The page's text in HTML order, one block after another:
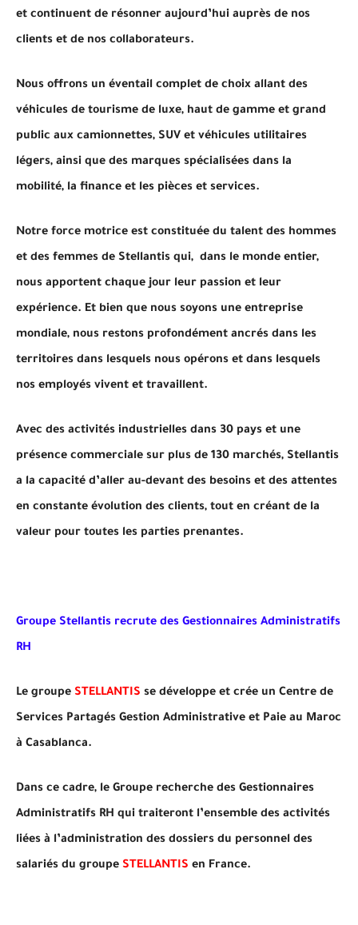
et continuent de résonner aujourd’hui auprès de nos
clients et de nos collaborateurs.
Nous offrons un éventail complet de choix allant des
véhicules de tourisme de luxe, haut de gamme et grand
public aux camionnettes, SUV et véhicules utilitaires
légers, ainsi que des marques spécialisées dans la
mobilité, la finance et les pièces et services.
Notre force motrice est constituée du talent des hommes
et des femmes de Stellantis qui, dans le monde entier,
nous apportent chaque jour leur passion et leur
expérience. Et bien que nous soyons une entreprise
mondiale, nous restons profondément ancrés dans les
territoires dans lesquels nous opérons et dans lesquels
nos employés vivent et travaillent.
Avec des activités industrielles dans 30 pays et une
présence commerciale sur plus de 130 marchés, Stellantis
a la capacité d’aller au-devant des besoins et des attentes
en constante évolution des clients, tout en créant de la
valeur pour toutes les parties prenantes.
Groupe Stellantis recrute des Gestionnaires Administratifs
RH
Le groupe STELLANTIS se développe et crée un Centre de
Services Partagés Gestion Administrative et Paie au Maroc
à Casablanca.
Dans ce cadre, le Groupe recherche des Gestionnaires
Administratifs RH qui traiteront l’ensemble des activités
liées à l’administration des dossiers du personnel des
salariés du groupe STELLANTIS en France.